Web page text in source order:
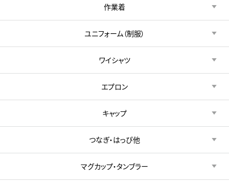
作業着
ユニフォーム（制服）
ワイシャツ
エプロン
キャップ
つなぎ・はっぴ他
マグカップ・タンブラー